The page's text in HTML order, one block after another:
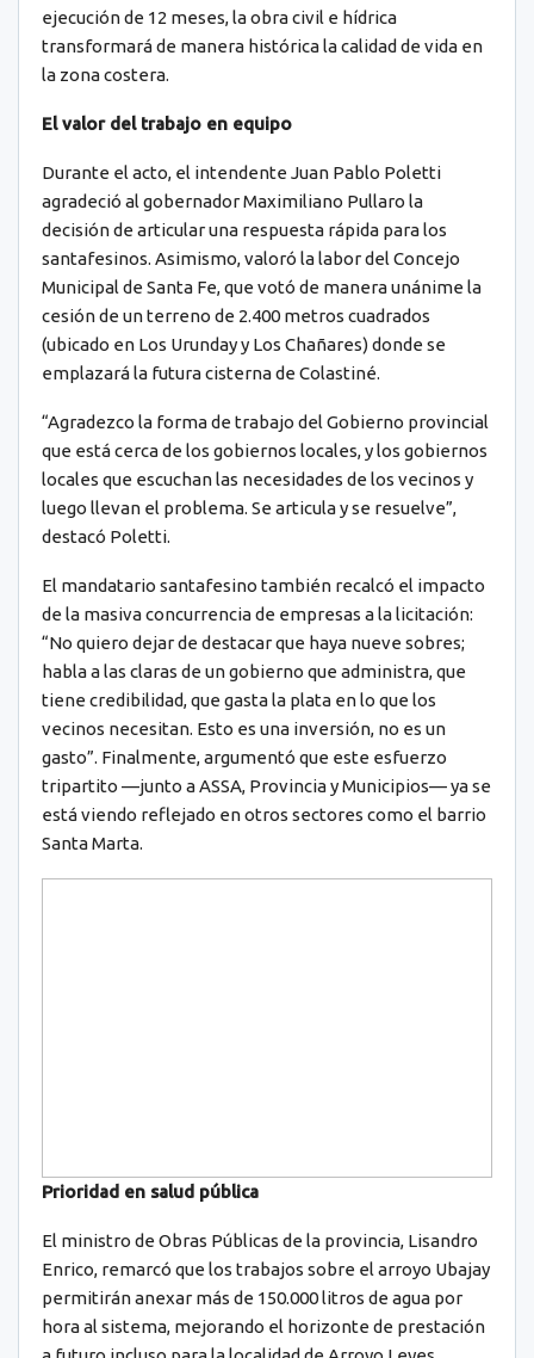
ejecución de 12 meses, la obra civil e hídrica
transformará de manera histórica la calidad de vida en
la zona costera.
El valor del trabajo en equipo
Durante el acto, el intendente Juan Pablo Poletti
agradeció al gobernador Maximiliano Pullaro la
decisión de articular una respuesta rápida para los
santafesinos. Asimismo, valoró la labor del Concejo
Municipal de Santa Fe, que votó de manera unánime la
cesión de un terreno de 2.400 metros cuadrados
(ubicado en Los Urunday y Los Chañares) donde se
emplazará la futura cisterna de Colastiné.
“Agradezco la forma de trabajo del Gobierno provincial
que está cerca de los gobiernos locales, y los gobiernos
locales que escuchan las necesidades de los vecinos y
luego llevan el problema. Se articula y se resuelve”,
destacó Poletti.
El mandatario santafesino también recalcó el impacto
de la masiva concurrencia de empresas a la licitación:
“No quiero dejar de destacar que haya nueve sobres;
habla a las claras de un gobierno que administra, que
tiene credibilidad, que gasta la plata en lo que los
vecinos necesitan. Esto es una inversión, no es un
gasto”. Finalmente, argumentó que este esfuerzo
tripartito —junto a ASSA, Provincia y Municipios— ya se
está viendo reflejado en otros sectores como el barrio
Santa Marta.
Prioridad en salud pública
El ministro de Obras Públicas de la provincia, Lisandro
Enrico, remarcó que los trabajos sobre el arroyo Ubajay
permitirán anexar más de 150.000 litros de agua por
hora al sistema, mejorando el horizonte de prestación